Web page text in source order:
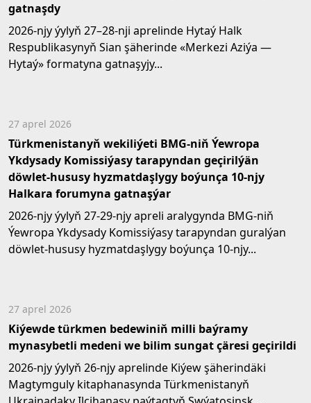
gatnaşdy
2026-njy ýylyň 27–28-nji aprelinde Hytaý Halk
Respublikasynyň Sian şäherinde «Merkezi Aziýa —
Hytaý» formatyna gatnaşyjy...
27 aprel 2026
Türkmenistanyň wekiliýeti BMG-niň Ýewropa
Ykdysady Komissiýasy tarapyndan geçirilýän
döwlet-hususy hyzmatdaşlygy boýunça 10-njy
Halkara forumyna gatnaşýar
2026-njy ýylyň 27-29-njy apreli aralygynda BMG-niň
Ýewropa Ykdysady Komissiýasy tarapyndan guralýan
döwlet-hususy hyzmatdaşlygy boýunça 10-njy...
27 aprel 2026
Kiýewde türkmen bedewiniň milli baýramy
mynasybetli medeni we bilim sungat çäresi geçirildi
2026-njy ýylyň 26-njy aprelinde Kiýew şäherindäki
Magtymguly kitaphanasynda Türkmenistanyň